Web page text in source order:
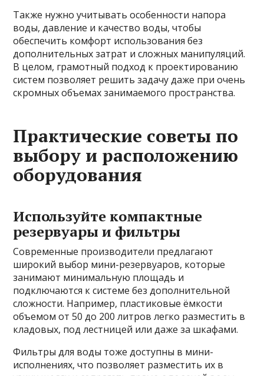
Также нужно учитывать особенности напора
воды, давление и качество воды, чтобы
обеспечить комфорт использования без
дополнительных затрат и сложных манипуляций.
В целом, грамотный подход к проектированию
систем позволяет решить задачу даже при очень
скромных объемах занимаемого пространства.
Практические советы по
выбору и расположению
оборудования
Используйте компактные
резервуары и фильтры
Современные производители предлагают
широкий выбор мини-резервуаров, которые
занимают минимальную площадь и
подключаются к системе без дополнительной
сложности. Например, пластиковые ёмкости
объемом от 50 до 200 литров легко разместить в
кладовых, под лестницей или даже за шкафами.
Фильтры для воды тоже доступны в мини-
исполнениях, что позволяет разместить их в